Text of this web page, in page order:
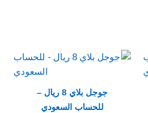
جوجل بلاي 8 ريال –
للحساب السعودي